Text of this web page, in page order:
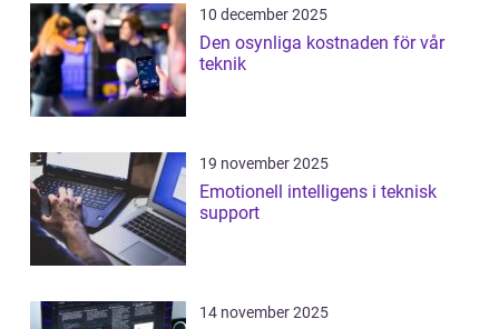
10 december 2025
Den osynliga kostnaden för vår
teknik
19 november 2025
Emotionell intelligens i teknisk
support
14 november 2025